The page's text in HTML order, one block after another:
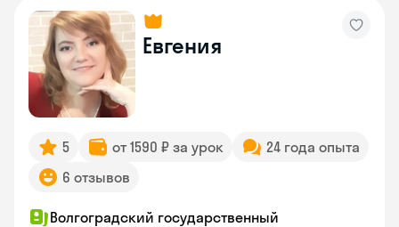
Евгения
5 от 1590 ₽ за урок
24 года опыта
6 отзывов
Волгоградский государственный